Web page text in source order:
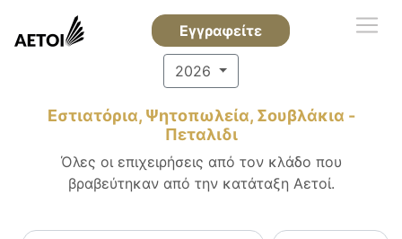
Εγγραφείτε
2026
Εστιατόρια, Ψητοπωλεία, Σουβλάκια -
Πεταλιδι
Όλες οι επιχειρήσεις από τον κλάδο που
βραβεύτηκαν από την κατάταξη Αετοί.